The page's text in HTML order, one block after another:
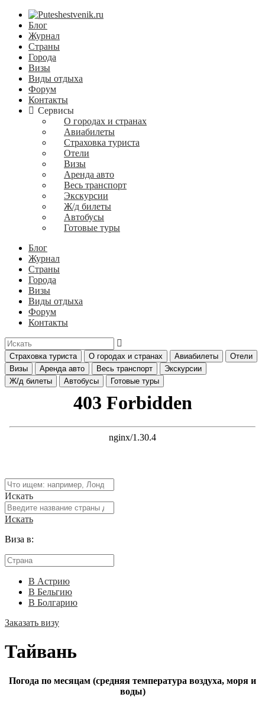
Блог
Журнал
Страны
Города
Визы
Виды отдыха
Форум
Контакты
Сервисы
О городах и странах
Авиабилеты
Страховка туриста
Отели
Визы
Аренда авто
Весь транспорт
Экскурсии
Ж/д билеты
Автобусы
Готовые туры
Блог
Журнал
Страны
Города
Визы
Виды отдыха
Форум
Контакты
Страховка туриста О городах и странах Авиабилеты
Отели
Визы
Аренда авто Весь транспорт
Экскурсии
Ж/д билеты
Автобусы Готовые туры
Искать
Искать
Виза в:
В Астрию
В Бельгию
В Болгарию
Заказать визу
Тайвань
Погода по месяцам (средняя температура воздуха, моря и
воды)